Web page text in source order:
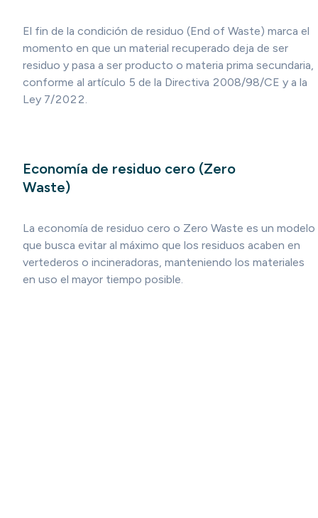
El fin de la condición de residuo (End of Waste) marca el
momento en que un material recuperado deja de ser
residuo y pasa a ser producto o materia prima secundaria,
conforme al artículo 5 de la Directiva 2008/98/CE y a la
Ley 7/2022.
Economía de residuo cero (Zero
Waste)
La economía de residuo cero o Zero Waste es un modelo
que busca evitar al máximo que los residuos acaben en
vertederos o incineradoras, manteniendo los materiales
en uso el mayor tiempo posible.